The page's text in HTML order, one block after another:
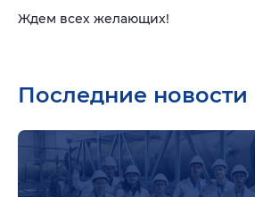
Ждем всех желающих!
Последние новости